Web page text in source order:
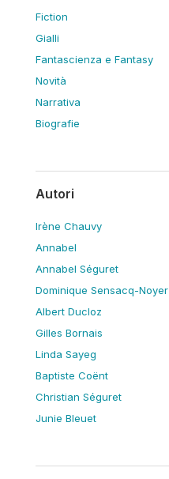
Fiction
Gialli
Fantascienza e Fantasy
Novità
Narrativa
Biografie
Autori
Irène Chauvy
Annabel
Annabel Séguret
Dominique Sensacq-Noyer
Albert Ducloz
Gilles Bornais
Linda Sayeg
Baptiste Coënt
Christian Séguret
Junie Bleuet